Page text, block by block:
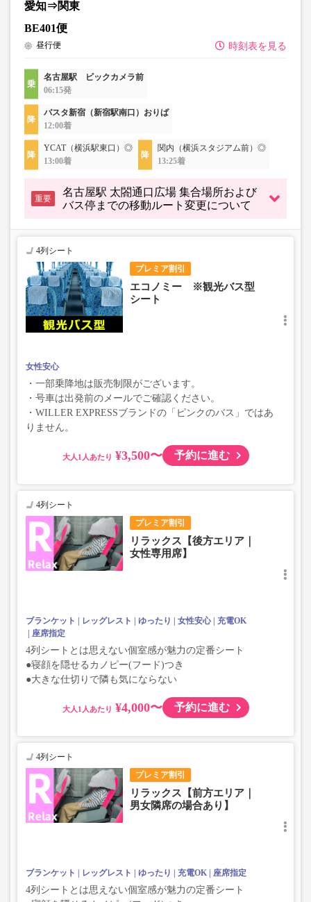
愛知⇒関東
BE401便
時刻表を見る
昼行便
名古屋駅 ビックカメラ前
06:15発
バスタ新宿（新宿駅南口）おりば
12:00着
YCAT（横浜駅東口）◎
13:00着
関内（横浜スタジアム前）◎
13:25着
重要
名古屋駅 太閤通口広場 集合場所および
バス停までの移動ルート変更について
プレミア割引
4列シート
エコノミー ※観光バス型
シート
女性安心
・一部乗降地は販売制限がございます。
・号車は出発前のメールでご確認ください。
・WILLER EXPRESSブランドの「ピンクのバス」ではあ
りません。
大人 ¥3,500〜 予約に進む
プレミア割引
4列シート
リラックス【後方エリア｜
女性専用席】
ブランケット レッグレスト ゆったり 女性安心
充電OK
座席指定
4列シートとは思えない個室感が魅力の定番シート
●寝顔を隠せるカノピー(フード)つき
●大きな仕切りで隣も気にならない
大人 ¥4,000〜 予約に進む
プレミア割引
4列シート
リラックス【前方エリア｜
男女隣席の場合あり】
ブランケット レッグレスト ゆったり 充電OK 座席指定
4列シートとは思えない個室感が魅力の定番シート